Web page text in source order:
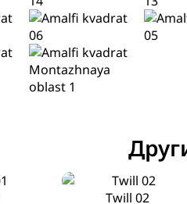
Twill 02